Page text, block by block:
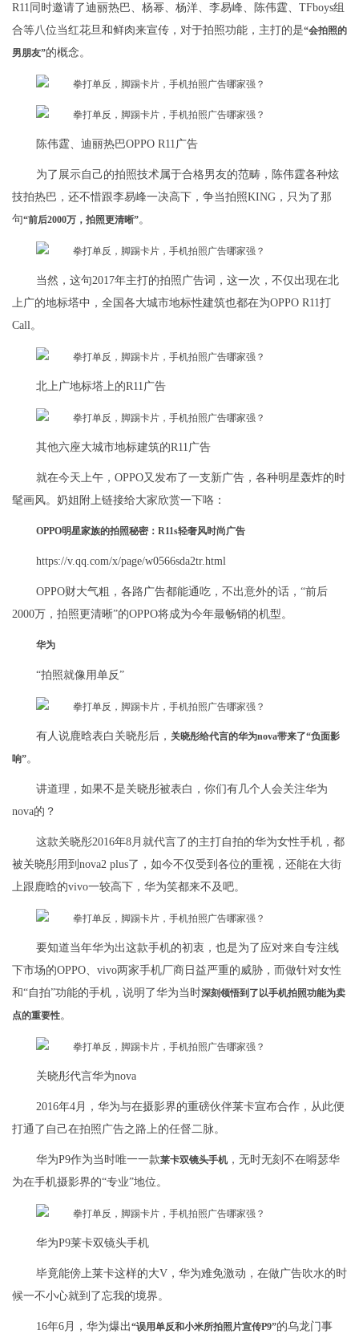
R11同时邀请了迪丽热巴、杨幂、杨洋、李易峰、陈伟霆、TFboys组
合等八位当红花旦和鲜肉来宣传，对于拍照功能，主打的是“会拍照的
男朋友”的概念。
陈伟霆、迪丽热巴OPPO R11广告
为了展示自己的拍照技术属于合格男友的范畴，陈伟霆各种炫
技拍热巴，还不惜跟李易峰一决高下，争当拍照KING，只为了那
句“前后2000万，拍照更清晰”。
当然，这句2017年主打的拍照广告词，这一次，不仅出现在北
上广的地标塔中，全国各大城市地标性建筑也都在为OPPO R11打
Call。
北上广地标塔上的R11广告
其他六座大城市地标建筑的R11广告
就在今天上午，OPPO又发布了一支新广告，各种明星轰炸的时
髦画风。奶姐附上链接给大家欣赏一下咯：
OPPO明星家族的拍照秘密：R11s轻奢风时尚广告
https://v.qq.com/x/page/w0566sda2tr.html
OPPO财大气粗，各路广告都能通吃，不出意外的话，“前后
2000万，拍照更清晰”的OPPO将成为今年最畅销的机型。
华为
“拍照就像用单反”
有人说鹿晗表白关晓彤后， 关晓彤给代言的华为nova带来了“负面影
响”。
讲道理，如果不是关晓彤被表白，你们有几个人会关注华为
nova的？
这款关晓彤2016年8月就代言了的主打自拍的华为女性手机，都
被关晓彤用到nova2 plus了，如今不仅受到各位的重视，还能在大街
上跟鹿晗的vivo一较高下，华为笑都来不及吧。
要知道当年华为出这款手机的初衷，也是为了应对来自专注线
下市场的OPPO、vivo两家手机厂商日益严重的威胁，而做针对女性
和“自拍”功能的手机，说明了华为当时深刻领悟到了以手机拍照功能为卖
点的重要性。
关晓彤代言华为nova
2016年4月，华为与在摄影界的重磅伙伴莱卡宣布合作，从此便
打通了自己在拍照广告之路上的任督二脉。
华为P9作为当时唯一一款莱卡双镜头手机，无时无刻不在嘚瑟华
为在手机摄影界的“专业”地位。
华为P9莱卡双镜头手机
毕竟能傍上莱卡这样的大V，华为难免激动，在做广告吹水的时
候一不小心就到了忘我的境界。
16年6月，华为爆出“误用单反和小米所拍照片宣传P9”的乌龙门事